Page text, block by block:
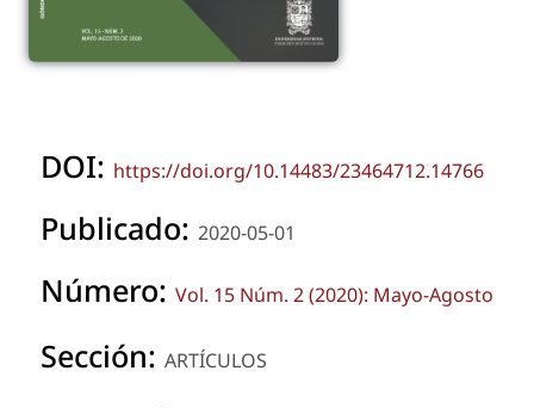
DOI: https://doi.org/10.14483/23464712.14766
Publicado: 2020-05-01
Número: Vol. 15 Núm. 2 (2020): Mayo-Agosto
Sección: ARTÍCULOS